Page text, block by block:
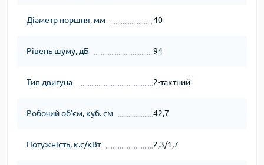
Діаметр поршня, мм 40
Рівень шуму, дБ 94
Тип двигуна 2-тактний
Робочий об'єм, куб. см 42,7
Потужність, к.с/кВт 2,3/1,7